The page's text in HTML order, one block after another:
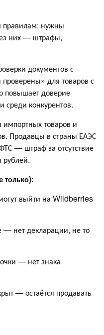
правилам: нужны
них — штрафы,
документов с
для товаров с
повышает доверие
среди конкурентов.
импортных товаров и
Продавцы в страны ЕАЭС
— штраф за отсутствие
рублей.
только):
выйти на Wildberries
— нет декларации, не то
— нет знака
— остаётся продавать